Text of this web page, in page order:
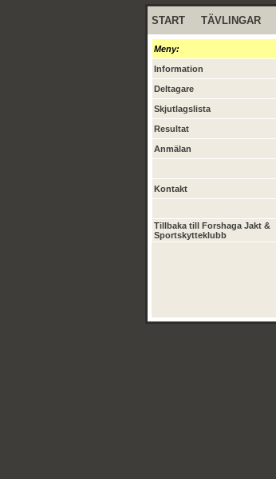
START TÄVLINGAR
Meny:
Information
Deltagare
Skjutlagslista
Resultat
Anmälan
Kontakt
Tillbaka till Forshaga Jakt &
Sportskytteklubb